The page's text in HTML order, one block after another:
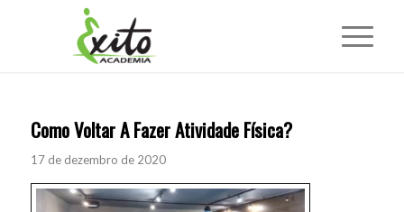
Como Voltar A Fazer Atividade Física?
17 de dezembro de 2020